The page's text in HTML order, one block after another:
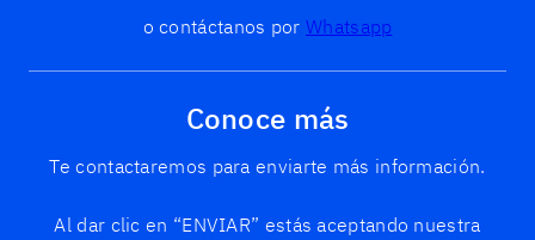
o contáctanos por Whatsapp
Conoce más
Te contactaremos para enviarte más información.
Al dar clic en “ENVIAR” estás aceptando nuestra